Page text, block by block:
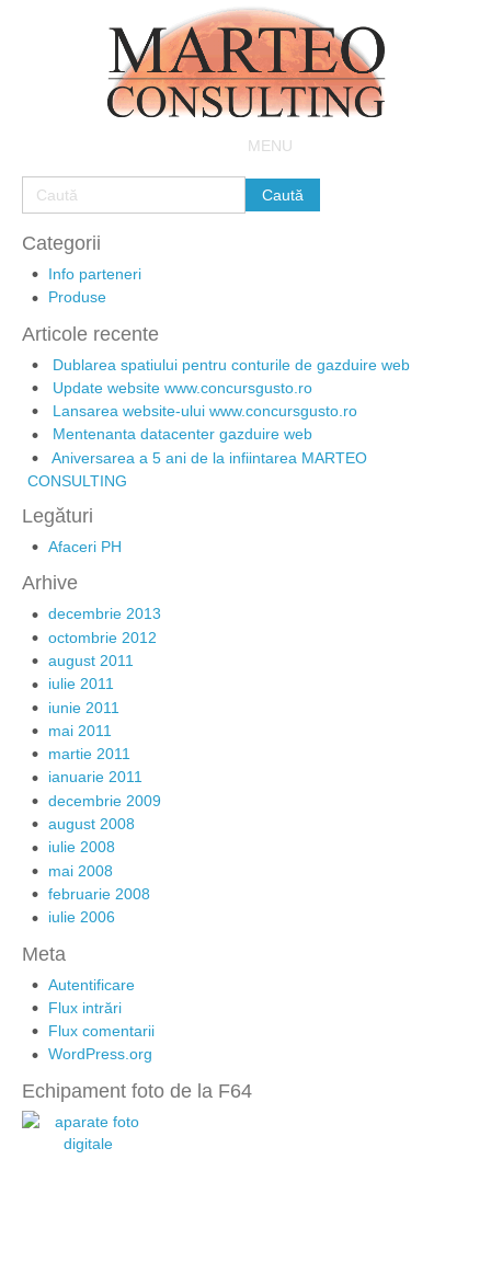
MENU
Categorii
Info parteneri
Produse
Articole recente
Dublarea spatiului pentru conturile de gazduire web
Update website www.concursgusto.ro
Lansarea website-ului www.concursgusto.ro
Mentenanta datacenter gazduire web
Aniversarea a 5 ani de la infiintarea MARTEO
CONSULTING
Legături
Afaceri PH
Arhive
decembrie 2013
octombrie 2012
august 2011
iulie 2011
iunie 2011
mai 2011
martie 2011
ianuarie 2011
decembrie 2009
august 2008
iulie 2008
mai 2008
februarie 2008
iulie 2006
Meta
Autentificare
Flux intrări
Flux comentarii
WordPress.org
Echipament foto de la F64